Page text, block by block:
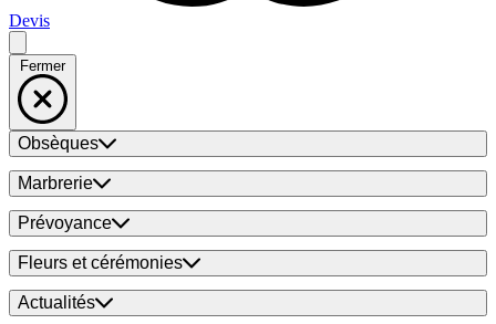
Devis
Fermer
Obsèques
Marbrerie
Prévoyance
Fleurs et cérémonies
Actualités